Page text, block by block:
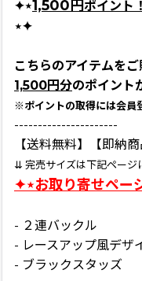
✦⋆1,500円ポイント！
⋆✦
こちらのアイテムをご
1,500円分のポイント
※ポイントの取得には会員
----------------------
【送料無料】【即納商
⇊ 完売サイズは下記ページ
✦⋆お取り寄せペー
- ２連バックル
- レースアップ風デザ
- ブラックスタッズ